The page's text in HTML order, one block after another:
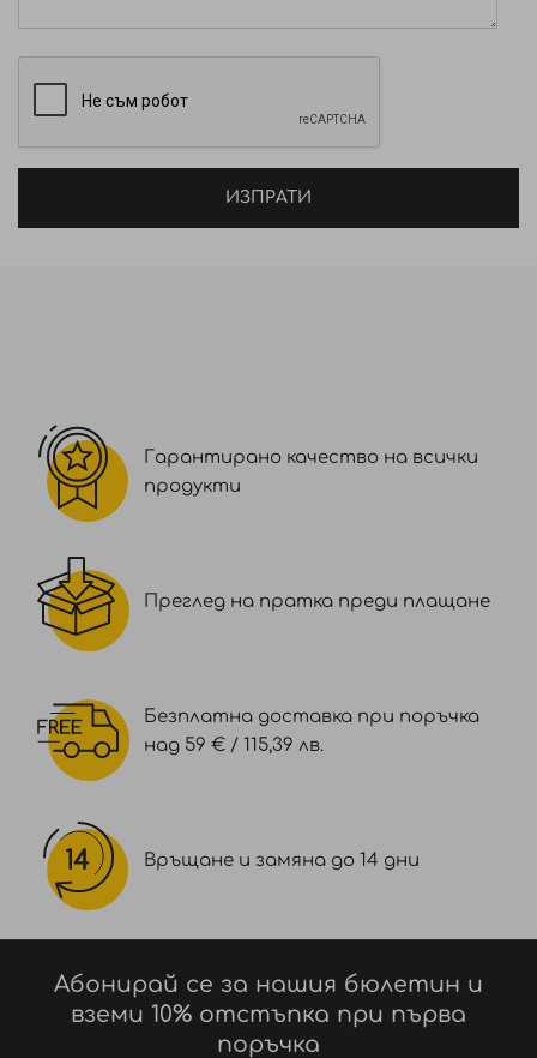
ИЗПРАТИ
Гарантирано качество на всички
продукти
Преглед на пратка преди плащане
Безплатна доставка при поръчка
над 59 € / 115,39 лв.
Връщане и замяна до 14 дни
Абонирай се за нашия бюлетин и
вземи 10% отстъпка при първа
поръчка